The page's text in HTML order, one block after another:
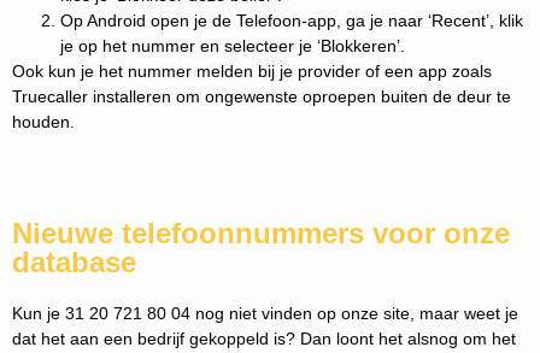
Op Android open je de Telefoon-app, ga je naar ‘Recent’, klik
je op het nummer en selecteer je ‘Blokkeren’.
Ook kun je het nummer melden bij je provider of een app zoals
Truecaller installeren om ongewenste oproepen buiten de deur te
houden.
Nieuwe telefoonnummers voor onze
database
Kun je 31 20 721 80 04 nog niet vinden op onze site, maar weet je
dat het aan een bedrijf gekoppeld is? Dan loont het alsnog om het